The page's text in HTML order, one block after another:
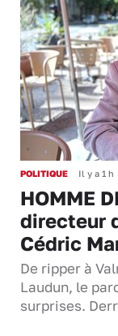
POLITIQUE Il y a 1 h
HOMME
directeur
Cédric
De ripper à
Laudun, le
surprises.